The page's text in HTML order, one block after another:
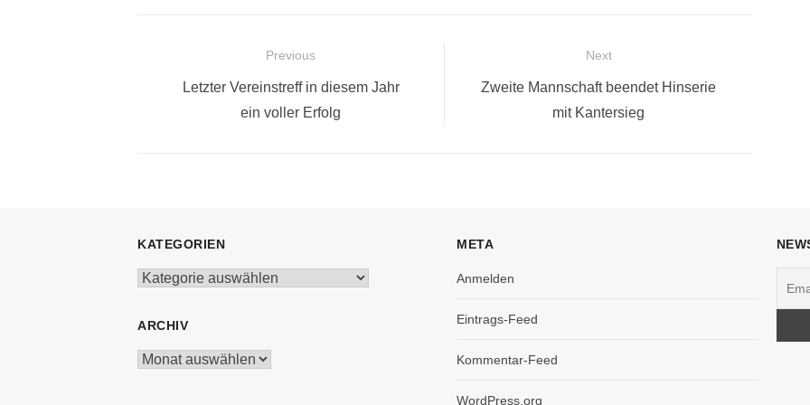
Beitragsnavigation
Previous
Previous
Letzter Vereinstreff in diesem Jahr
ein voller Erfolg
Next
Next
Zweite Mannschaft beendet Hinserie
mit Kantersieg
KATEGORIEN
Kategorien
ARCHIV
Archiv
META
Anmelden
Eintrags-Feed
Kommentar-Feed
WordPress.org